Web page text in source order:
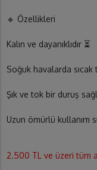
🔹 Özellikleri
Kalın ve dayanıklıdır ⏳
Soğuk havalarda
Şık ve tok bir duruş
Uzun ömürlü kullanım
2.500 TL ve üzeri tüm